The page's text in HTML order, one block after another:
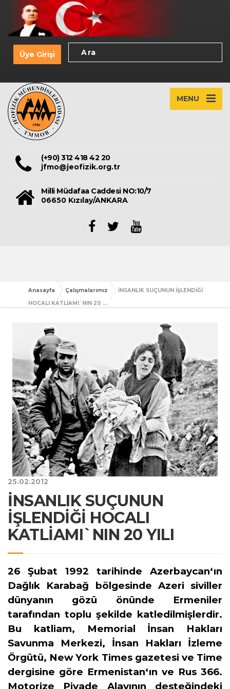
Üye Girişi
MENU
(+90) 312 418 42 20
jfmo@jeofizik.org.tr
Milli Müdafaa Caddesi NO:10/7
06650 Kızılay/ANKARA
Anasayfa Çalışmalarımız
İNSANLIK SUÇUNUN İŞLENDİĞİ
HOCALI KATLİAMI`NIN 20 ...
25.02.2012
İNSANLIK SUÇUNUN
İŞLENDİĞİ HOCALI
KATLİAMI`NIN 20 YILI
26 Şubat 1992 tarihinde Azerbaycan‘ın
Dağlık Karabağ bölgesinde Azeri siviller
dünyanın gözü önünde Ermeniler
tarafından toplu şekilde katledilmişlerdir.
Bu katliam, Memorial İnsan Hakları
Savunma Merkezi, İnsan Hakları İzleme
Örgütü, New York Times gazetesi ve Time
dergisine göre Ermenistan‘ın ve Rus 366.
Motorize Piyade Alayının desteğindeki